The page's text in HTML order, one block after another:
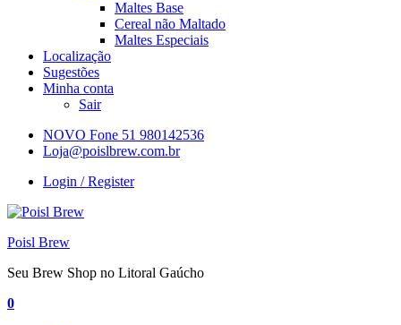
Maltes Base
Cereal não Maltado
Maltes Especiais
Localização
Sugestões
Minha conta
Sair
NOVO Fone 51 980142536
Loja@poislbrew.com.br
Login / Register
Poisl Brew
Seu Brew Shop no Litoral Gaúcho
0